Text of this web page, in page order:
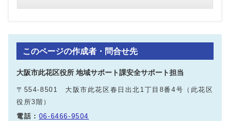
このページの作成者・問合せ先
大阪市此花区役所 地域サポート課安全サポート担当
〒554-8501 大阪市此花区春日出北1丁目8番4号（此花区
役所3階）
電話： 06-6466-9504